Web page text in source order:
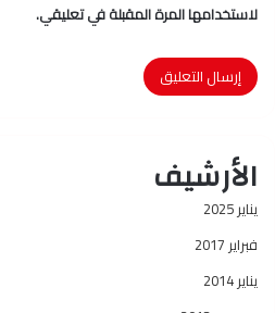
لاستخدامها المرة المقبلة في تعليقي.
الأرشيف
يناير 2025
فبراير 2017
يناير 2014